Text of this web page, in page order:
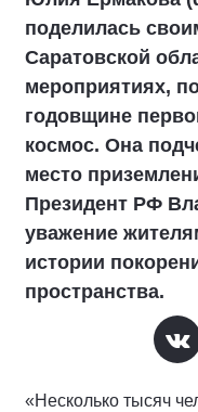
поделилась
Саратовской
мероприятиях,
годовщине
космос. Она
место
Президент РФ
уважение
истории
пространства.
«Несколько тысяч